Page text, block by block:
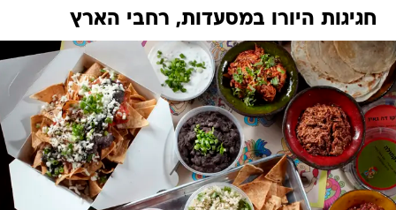
חגיגות היורו במסעדות, רחבי הארץ